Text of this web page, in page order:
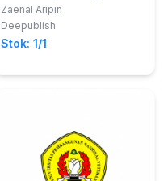
Zaenal Aripin
Deepublish
Stok: 1/1